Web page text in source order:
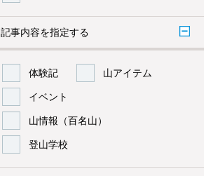
記事内容を指定する
体験記 山アイテム
イベント
山情報（百名山）
登山学校